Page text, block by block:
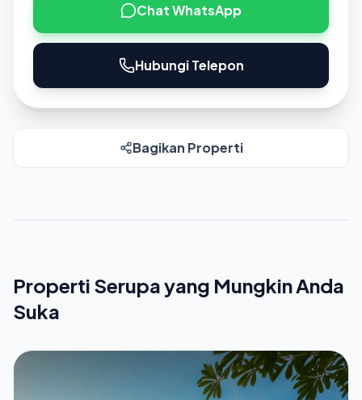
Chat WhatsApp
Hubungi Telepon
Bagikan Properti
Properti Serupa yang Mungkin Anda
Suka